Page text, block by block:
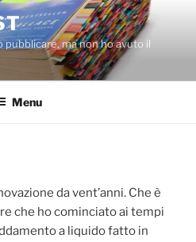
ma non ho avuto il
Menu
da vent’anni. Che è
che ho cominciato ai tempi
a liquido fatto in